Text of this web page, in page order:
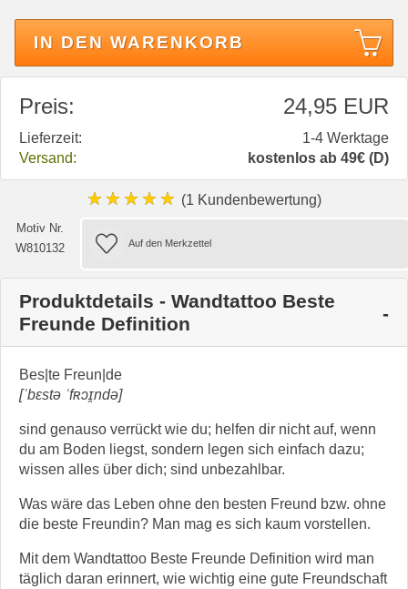
IN DEN WARENKORB
Preis: 24,95 EUR
Lieferzeit:
1-4 Werktage
Versand:
kostenlos ab 49€ (D)
★★★★★ (1 Kundenbewertung)
Motiv Nr.
W810132
Produktdetails - Wandtattoo Beste
Freunde Definition
Bes|te Freun|de
[ˈbɛstə ˈfʀɔɪ̯ndə]
sind genauso verrückt wie du; helfen dir nicht auf, wenn
du am Boden liegst, sondern legen sich einfach dazu;
wissen alles über dich; sind unbezahlbar.
Was wäre das Leben ohne den besten Freund bzw. ohne
die beste Freundin? Man mag es sich kaum vorstellen.
Mit dem Wandtattoo Beste Freunde Definition wird man
täglich daran erinnert, wie wichtig eine gute Freundschaft